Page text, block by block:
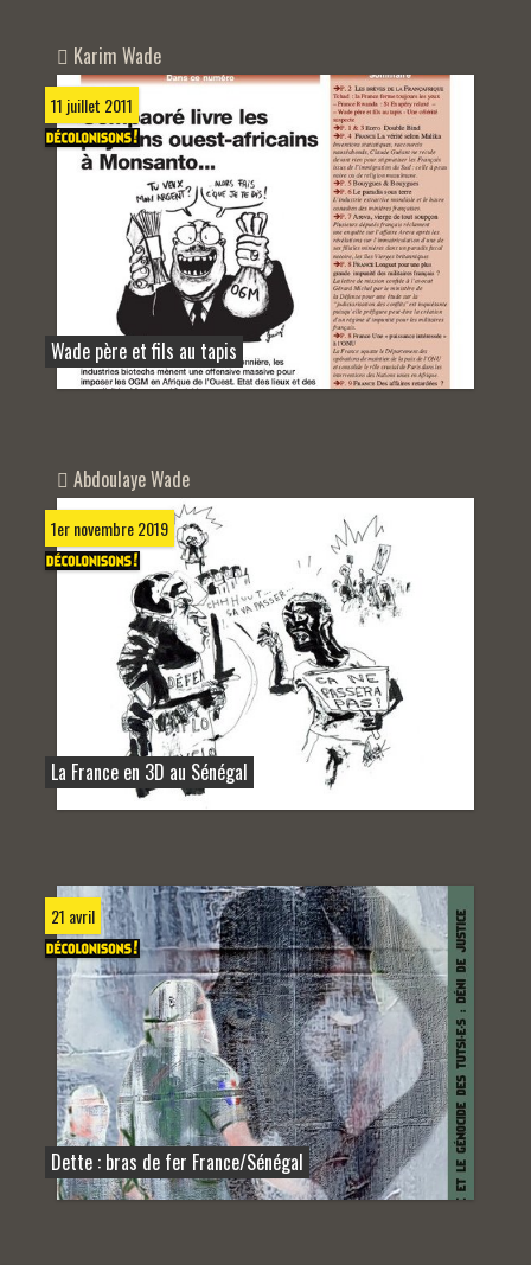
Karim Wade
11 juillet 2011
Wade père et fils au tapis
Abdoulaye Wade
1er novembre 2019
La France en 3D au Sénégal
21 avril
Dette : bras de fer France/Sénégal